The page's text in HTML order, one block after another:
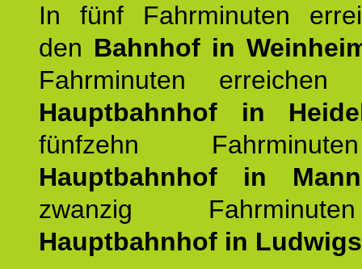
In fünf Fahrminuten
den Bahnhof in
Fahrminuten
Hauptbahnhof in
fünfzehn
Hauptbahnhof in
zwanzig
Hauptbahnhof in